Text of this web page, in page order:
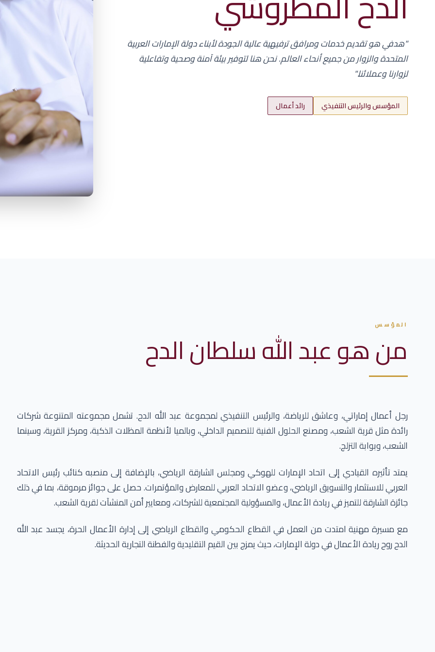
"هدفي هو تقديم خدمات ومرافق ترفيهية عالية الجودة لأبناء دولة الإمارات العربية
المتحدة والزوار من جميع أنحاء العالم. نحن هنا لتوفير بيئة آمنة وصحية وتفاعلية
لزوارنا وعملائنا."
المؤسس والرئيس التنفيذي رائد أعمال
المؤسس
من هو عبد الله سلطان الدح
رجل أعمال إماراتي، وعاشق للرياضة، والرئيس التنفيذي لمجموعة عبد الله الدح. تشمل مجموعته المتنوعة شركات
رائدة مثل قرية الشعب، ومصنع الحلول الفنية للتصميم الداخلي، وبالميا لأنظمة المظلات الذكية، ومركز القرية، وسينما
الشعب، وبوابة التزلج.
يمتد تأثيره القيادي إلى اتحاد الإمارات للهوكي ومجلس الشارقة الرياضي، بالإضافة إلى منصبه كنائب رئيس الاتحاد
العربي للاستثمار والتسويق الرياضي، وعضو الاتحاد العربي للمعارض والمؤتمرات. حصل على جوائز مرموقة، بما في ذلك
جائزة الشارقة للتميز في ريادة الأعمال، والمسؤولية المجتمعية للشركات، ومعايير أمن المنشآت لقرية الشعب.
مع مسيرة مهنية امتدت من العمل في القطاع الحكومي والقطاع الرياضي إلى إدارة الأعمال الحرة، يجسد عبد الله
الدح روح ريادة الأعمال في دولة الإمارات، حيث يمزج بين القيم التقليدية والفطنة التجارية الحديثة.